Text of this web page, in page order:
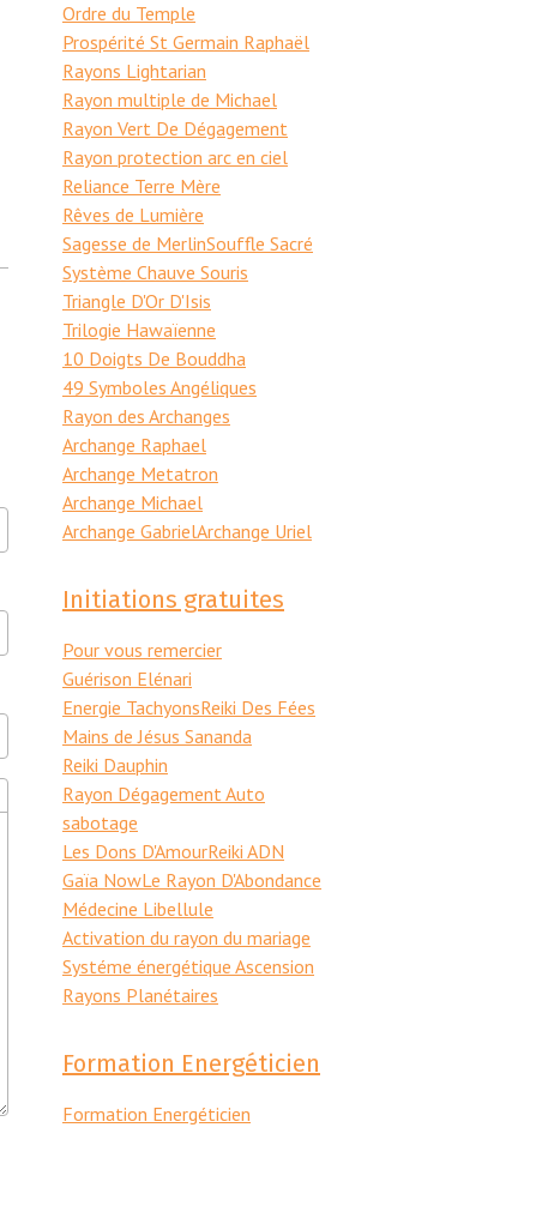
Ordre du Temple
Prospérité St Germain Raphaël
Rayons Lightarian
Rayon multiple de Michael
Rayon Vert De Dégagement
Rayon protection arc en ciel
Reliance Terre Mère
Rêves de Lumière
Sagesse de MerlinSouffle Sacré
Système Chauve Souris
Triangle D'Or D'Isis
Trilogie Hawaïenne
10 Doigts De Bouddha
49 Symboles Angéliques
Rayon des Archanges
Archange Raphael
Archange Metatron
Archange Michael
Archange GabrielArchange Uriel
Initiations gratuites
Pour vous remercier
Guérison Elénari
Energie TachyonsReiki Des Fées
Mains de Jésus Sananda
Reiki Dauphin
Rayon Dégagement Auto
sabotage
Les Dons D'AmourReiki ADN
Gaïa NowLe Rayon D'Abondance
Médecine Libellule
Activation du rayon du mariage
Systéme énergétique Ascension
Rayons Planétaires
Formation Energéticien
Formation Energéticien